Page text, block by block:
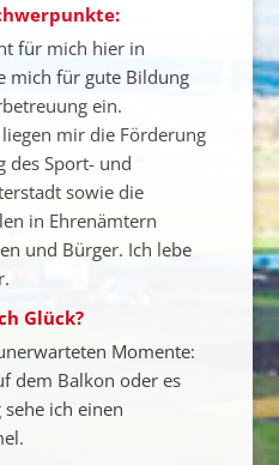
für mich hier in
mich für gute Bildung
ein.
mir die Förderung
des Sport- und
sowie die
in Ehrenämtern
und Bürger. Ich lebe
Glück?
Momente:
dem Balkon oder es
ich einen